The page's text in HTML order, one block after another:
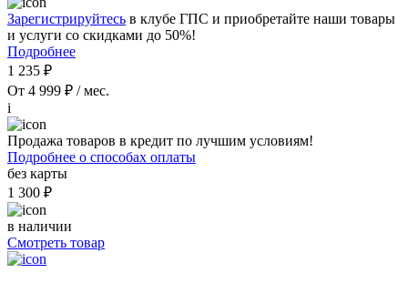
Зарегистрируйтесь в клубе ГПС и приобретайте наши товары
и услуги со скидками до 50%!
Подробнее
1 235 ₽
От 4 999 ₽ / мес.
i
Продажа товаров в кредит по лучшим условиям!
Подробнее о способах оплаты
без карты
1 300 ₽
в наличии
Смотреть товар